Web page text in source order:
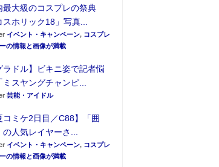
最大級のコスプレの祭典
スホリック18」写真...
イベント・キャンペーン, コスプレ
の情報と画像が満載
ラドル】ビキニ姿で記者悩
ミスヤングチャンピ...
芸能・アイドル
コミケ2日目／C88】「囲
の人気レイヤーさ...
イベント・キャンペーン, コスプレ
の情報と画像が満載